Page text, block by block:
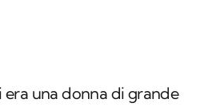
era una donna di grande